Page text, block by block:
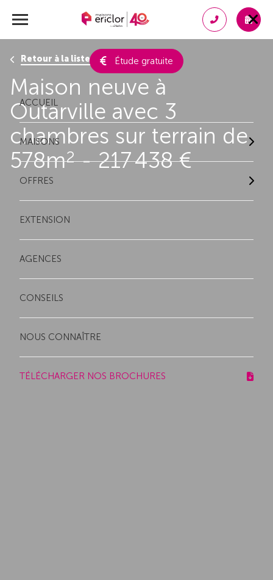
Étude gratuite
ACCUEIL
MAISONS
OFFRES
EXTENSION
AGENCES
CONSEILS
NOUS CONNAÎTRE
TÉLÉCHARGER NOS BROCHURES
Retour à la liste des résultats
Maison neuve à
Outarville avec 3
chambres sur terrain de
578m2- 217 438 €